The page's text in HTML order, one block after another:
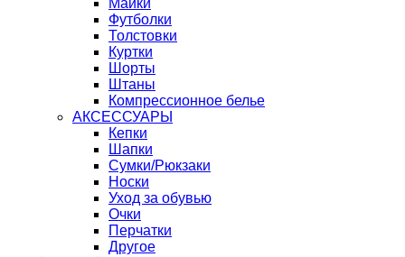
Майки
Футболки
Толстовки
Куртки
Шорты
Штаны
Компрессионное белье
АКСЕССУАРЫ
Кепки
Шапки
Сумки/Рюкзаки
Носки
Уход за обувью
Очки
Перчатки
Другое